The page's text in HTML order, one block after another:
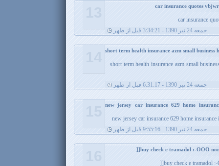
car insurance
جمعه 24 تیر 1390 - 3:34:21 قبل از ظهر
short term health insurance azm small
short term health insurance azm small
جمعه 24 تیر 1390 - 6:31:17 قبل از ظهر
new jersey car insurance 629 home
new jersey car insurance 629 home
جمعه 24 تیر 1390 - 9:55:16 قبل از ظهر
buy check e tramadol